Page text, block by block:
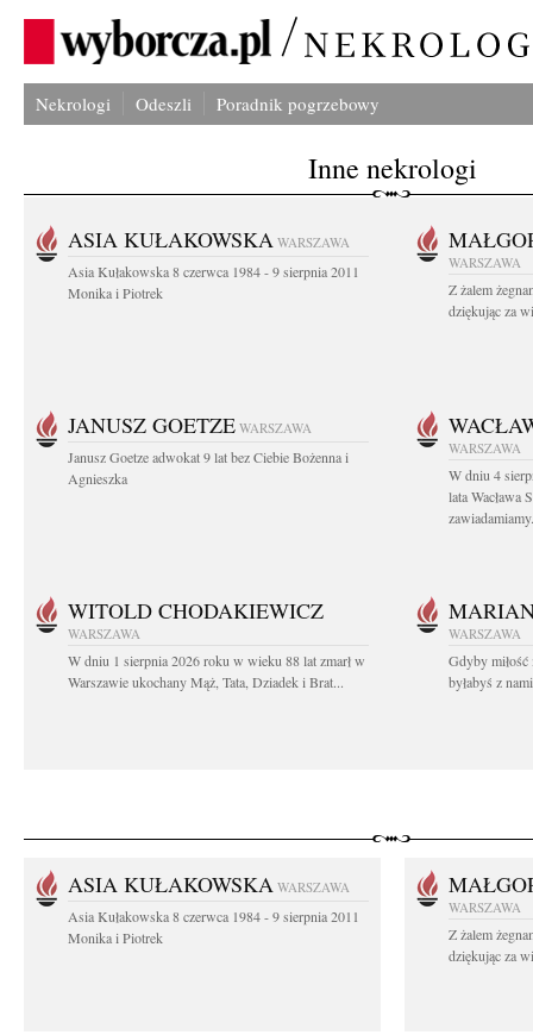
Nekrologi Odeszli Poradnik pogrzebowy
Inne nekrologi
ASIA KUŁAKOWSKA WARSZAWA
Asia Kułakowska 8 czerwca 1984 - 9 sierpnia 2011
Monika i Piotrek
WARSZAWA
Z żalem
dziękując za
JANUSZ GOETZE WARSZAWA
Janusz Goetze adwokat 9 lat bez Ciebie Bożenna i
Agnieszka
WARSZAWA
W dniu 4
lata Wacława
WITOLD CHODAKIEWICZ
WARSZAWA
W dniu 1 sierpnia 2026 roku w wieku 88 lat zmarł w
Warszawie ukochany Mąż, Tata, Dziadek i Brat...
WARSZAWA
Gdyby miłość
byłabyś z
ASIA KUŁAKOWSKA WARSZAWA
Asia Kułakowska 8 czerwca 1984 - 9 sierpnia 2011
Monika i Piotrek
WARSZAWA
Z żalem
dziękując za